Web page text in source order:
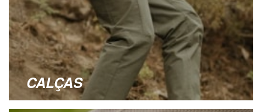
CALÇAS